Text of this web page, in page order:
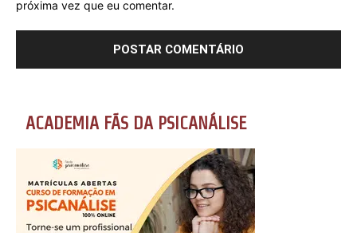
próxima vez que eu comentar.
ACADEMIA FÃS DA PSICANÁLISE